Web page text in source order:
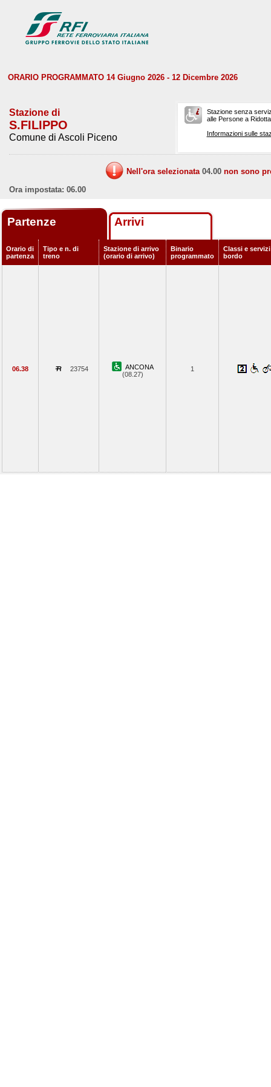
ORARIO PROGRAMMATO 14 Giugno 2026 - 12 Dicembre 2026
Stazione di
S.FILIPPO
Comune di Ascoli Piceno
Stazione senza
alle Persone a
Informazioni sulle
Nell'ora selezionata 04.00 non sono
Ora impostata: 06.00
Partenze Arrivi
Orario di
partenza
Tipo e n. di
treno
Stazione di arrivo
(orario di arrivo)
Binario
programmato
Classi e servizi
bordo
06.38 23754
ANCONA
(08.27)
1